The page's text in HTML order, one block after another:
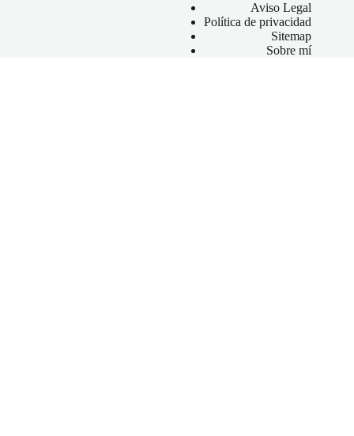
Aviso Legal
Política de privacidad
Sitemap
Sobre mí